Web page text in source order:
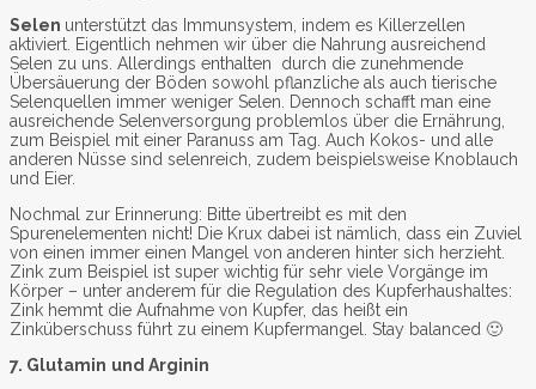
Selen unterstützt das Immunsystem, indem es Killerzellen
aktiviert. Eigentlich nehmen wir über die Nahrung ausreichend
Selen zu uns. Allerdings enthalten durch die zunehmende
Übersäuerung der Böden sowohl pflanzliche als auch tierische
Selenquellen immer weniger Selen. Dennoch schafft man eine
ausreichende Selenversorgung problemlos über die Ernährung,
zum Beispiel mit einer Paranuss am Tag. Auch Kokos- und alle
anderen Nüsse sind selenreich, zudem beispielsweise Knoblauch
und Eier.
Nochmal zur Erinnerung: Bitte übertreibt es mit den
Spurenelementen nicht! Die Krux dabei ist nämlich, dass ein Zuviel
von einen immer einen Mangel von anderen hinter sich herzieht.
Zink zum Beispiel ist super wichtig für sehr viele Vorgänge im
Körper – unter anderem für die Regulation des Kupferhaushaltes:
Zink hemmt die Aufnahme von Kupfer, das heißt ein
Zinküberschuss führt zu einem Kupfermangel. Stay balanced 🙂
7. Glutamin und Arginin